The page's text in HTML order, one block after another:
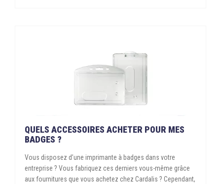
QUELS ACCESSOIRES ACHETER POUR MES
BADGES ?
Vous disposez d’une imprimante à badges dans votre
entreprise ? Vous fabriquez ces derniers vous-même grâce
aux fournitures que vous achetez chez Cardalis ? Cependant,